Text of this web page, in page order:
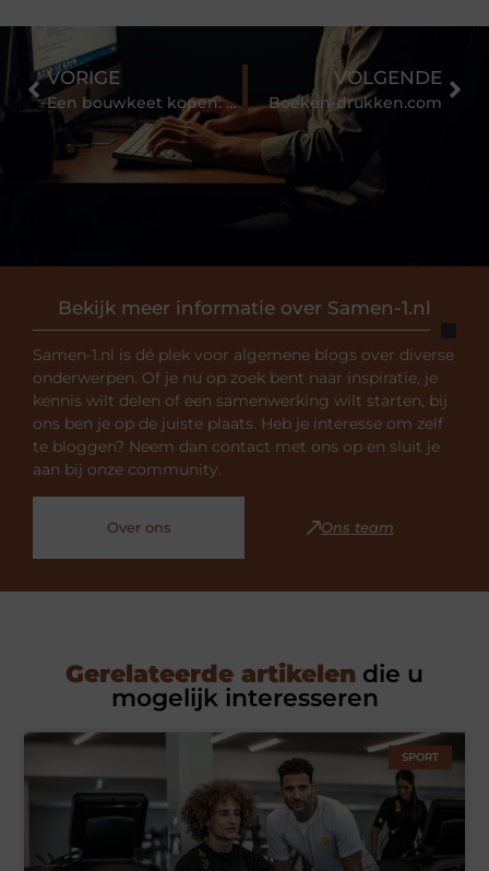
Bekijk meer informatie over Samen-1.nl
Samen-1.nl is dé plek voor algemene blogs over diverse
onderwerpen. Of je nu op zoek bent naar inspiratie, je
kennis wilt delen of een samenwerking wilt starten, bij
ons ben je op de juiste plaats. Heb je interesse om zelf
te bloggen? Neem dan contact met ons op en sluit je
aan bij onze community.
Over ons Ons team
VORIGE
Een bouwkeet kopen: waarom en hoe pak je dat slim aan?
VOLGENDE
Boeken-drukken.com
Gerelateerde artikelen die u
mogelijk interesseren
SPORT